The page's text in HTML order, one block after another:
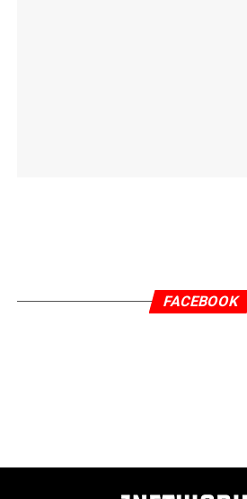
FACEBOOK